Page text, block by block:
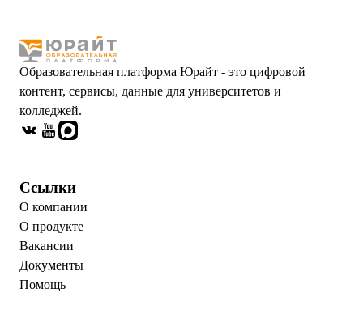
Образовательная платформа Юрайт - это цифровой
контент, сервисы, данные для университетов и
колледжей.
Ссылки
О компании
О продукте
Вакансии
Документы
Помощь